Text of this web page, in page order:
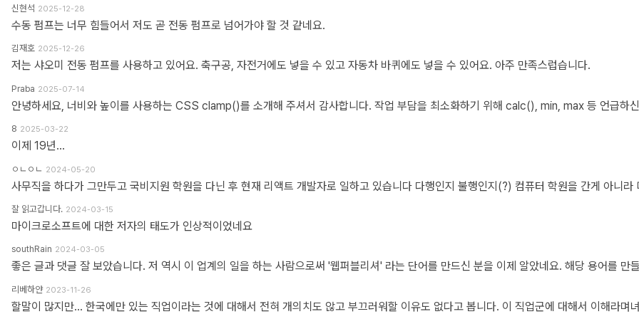
신현석 2025-12-28
수동 펌프는 너무 힘들어서 저도 곧 전동 펌프로 넘어가야 할 것 같네요.
김재호 2025-12-26
저는 샤오미 전동 펌프를 사용하고 있어요. 축구공, 자전거에도 넣을 수 있고 자동차 바퀴에도 넣을 수 있어요. 아주 만족스럽습니다.
Praba 2025-07-14
8 2025-03-22
이제 19년...
ㅇㄴㅇㄴ 2024-05-20
잘 읽고갑니다. 2024-03-15
마이크로소프트에 대한 저자의 태도가 인상적이었네요
southRain 2024-03-05
리베하얀 2023-11-26